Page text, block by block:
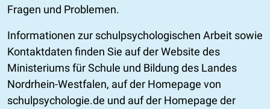
Fragen und Problemen.
Informationen zur schulpsychologischen Arbeit sowie
Kontaktdaten finden Sie auf der Website des
Ministeriums für Schule und Bildung des Landes
Nordrhein-Westfalen, auf der Homepage von
schulpsychologie.de und auf der Homepage der